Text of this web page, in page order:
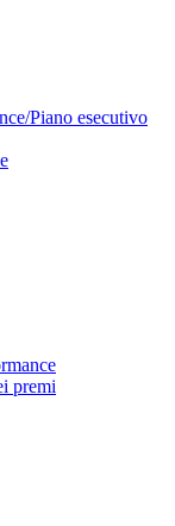
Piano esecutivo
premi